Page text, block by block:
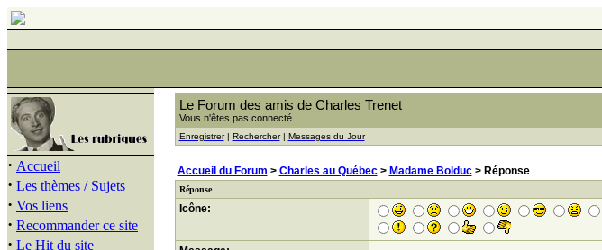
· Accueil
· Les thèmes / Sujets
· Vos liens
· Recommander ce site
· Le Hit du site
Le Forum des amis de Charles Trenet
Vous n'êtes pas connecté
Enregistrer| Rechercher| Messages du Jour
Accueil du Forum > Charles au Québec> Madame Bolduc> Réponse
Réponse
Icône: